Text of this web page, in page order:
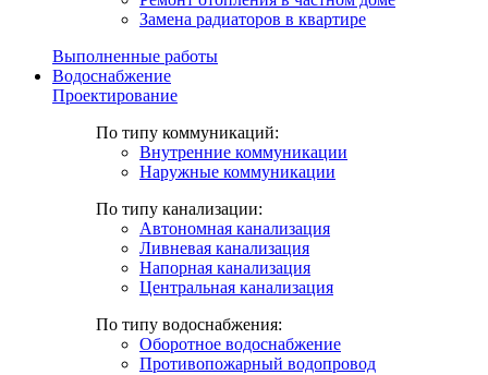
Замена радиаторов в квартире
Выполненные работы
Водоснабжение
Проектирование
По типу коммуникаций:
Внутренние коммуникации
Наружные коммуникации
По типу канализации:
Автономная канализация
Ливневая канализация
Напорная канализация
Центральная канализация
По типу водоснабжения:
Оборотное водоснабжение
Противопожарный водопровод